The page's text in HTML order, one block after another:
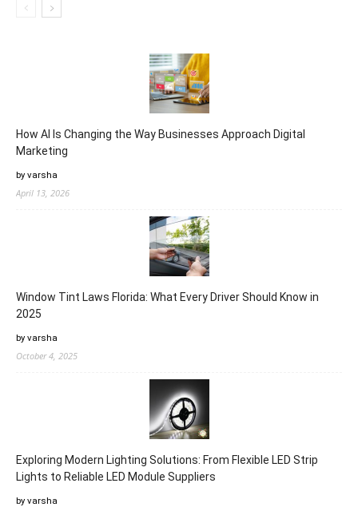
How AI Is Changing the Way Businesses Approach Digital
Marketing
by varsha
April 13, 2026
Window Tint Laws Florida: What Every Driver Should Know in
2025
by varsha
October 4, 2025
Exploring Modern Lighting Solutions: From Flexible LED Strip
Lights to Reliable LED Module Suppliers
by varsha